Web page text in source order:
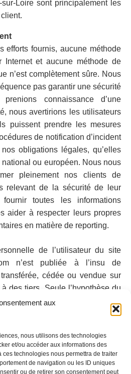
aux
nous utilisons des technologies
et/ou accéder aux informations des
technologies nous permettra de traiter
de navigation ou les ID uniques
ou de retirer son consentement peut
Loire sont principalement les
efforts fournis, aucune méthode
Internet et aucune méthode de
n’est complètement sûre. Nous
pas garantir une sécurité
connaissance d’une
nous avertirions les utilisateurs
puissent prendre les mesures
de notification d’incident
obligations légales, qu’elles
ou européen. Nous nous
pleinement nos clients de
relevant de la sécurité de leur
toutes les informations
aider à respecter leurs propres
en matière de reporting.
de l’utilisateur du site
n’est publiée à l’insu de
transférée, cédée ou vendue sur
des tiers. Seule l’hypothèse du
sur-loire.com et de ses droits
des dites informations à
et de modification des
du site www.meung-sur-